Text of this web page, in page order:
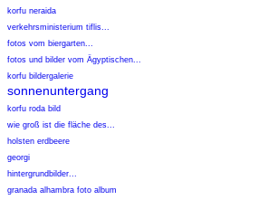
korfu neraida
verkehrsministerium tiflis...
fotos vom biergarten...
fotos und bilder vom Ägyptischen...
korfu bildergalerie
sonnenuntergang
korfu roda bild
wie groß ist die fläche des...
holsten erdbeere
georgi
hintergrundbilder...
granada alhambra foto album